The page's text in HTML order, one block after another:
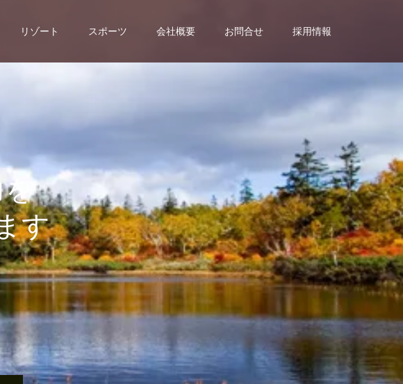
リゾート スポーツ 会社概要 お問合せ 採用情報
を
す